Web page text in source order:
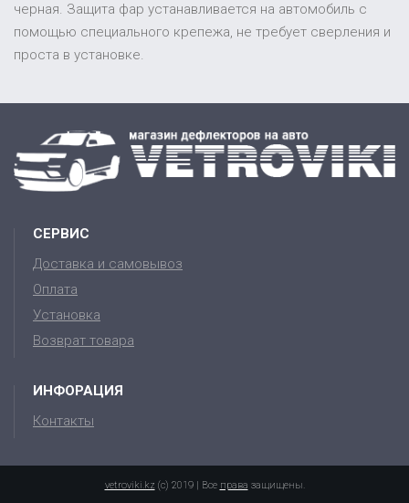
черная. Защита фар устанавливается на автомобиль с
помощью специального крепежа, не требует сверления и
проста в установке.
СЕРВИС
Доставка и самовывоз
Оплата
Установка
Возврат товара
ИНФОРАЦИЯ
Контакты
vetroviki.kz (c) 2019 | Все права защищены.